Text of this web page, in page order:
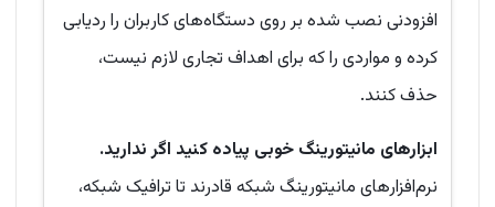
افزودنی نصب شده بر روی دستگاه‌های کاربران را ردیابی
کرده و مواردی را که برای اهداف تجاری لازم نیست،
حذف کنند.
ابزارهای مانیتورینگ خوبی پیاده کنید اگر ندارید.
نرم‌افزارهای مانیتورینگ شبکه قادرند تا ترافیک شبکه،